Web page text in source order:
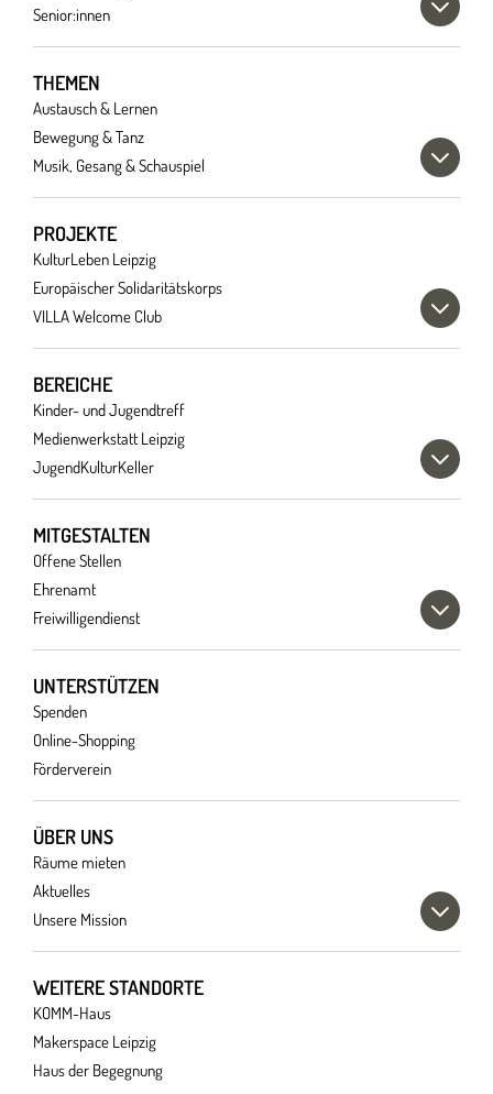
Senior:innen
THEMEN
Austausch & Lernen
Bewegung & Tanz
Musik, Gesang & Schauspiel
PROJEKTE
KulturLeben Leipzig
Europäischer Solidaritätskorps
VILLA Welcome Club
BEREICHE
Kinder- und Jugendtreff
Medienwerkstatt Leipzig
JugendKulturKeller
MITGESTALTEN
Offene Stellen
Ehrenamt
Freiwilligendienst
UNTERSTÜTZEN
Spenden
Online-Shopping
Förderverein
ÜBER UNS
Räume mieten
Aktuelles
Unsere Mission
WEITERE STANDORTE
KOMM-Haus
Makerspace Leipzig
Haus der Begegnung